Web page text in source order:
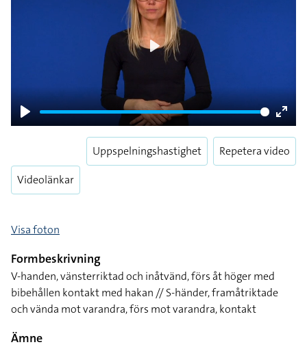
Play
Enter
Play
Videolänkar
Uppspelningshastighet Repetera video
Visa foton
Formbeskrivning
V-handen, vänsterriktad och inåtvänd, förs åt höger med
bibehållen kontakt med hakan // S-händer, framåtriktade
och vända mot varandra, förs mot varandra, kontakt
Ämne